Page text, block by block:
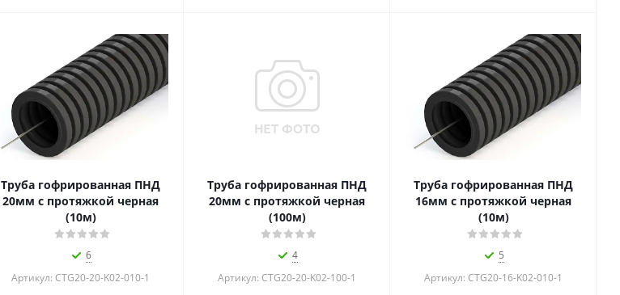
Труба гофрированная ПНД
20мм с протяжкой черная
(10м)
6
Артикул: CTG20-20-K02-010-1
Труба гофрированная ПНД
20мм с протяжкой черная
(100м)
4
Артикул: CTG20-20-K02-100-1
Труба гофрированная ПНД
16мм с протяжкой черная
(10м)
5
Артикул: CTG20-16-K02-010-1